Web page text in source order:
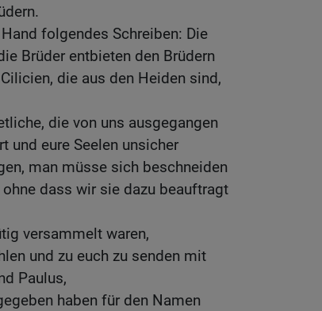
folgendes Schreiben: Die
Brüder entbieten den Brüdern
die aus den Heiden sind,
die von uns ausgegangen
und eure Seelen unsicher
man müsse sich beschneiden
dass wir sie dazu beauftragt
versammelt waren,
und zu euch zu senden mit
Paulus,
haben für den Namen